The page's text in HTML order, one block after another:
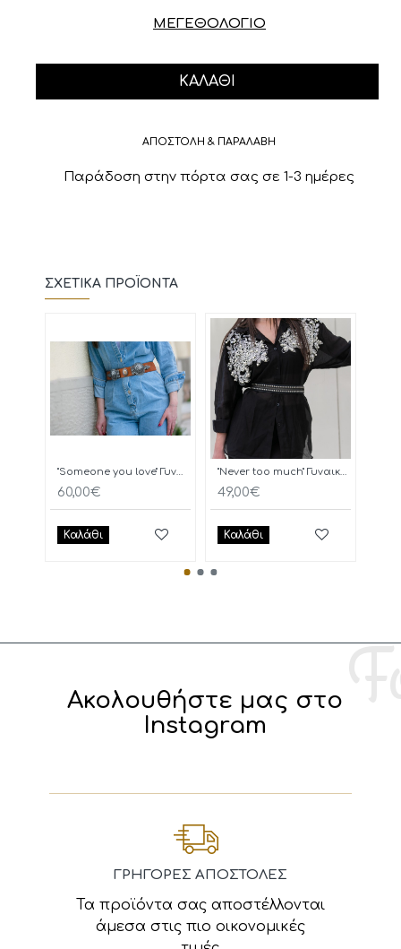
ΚΑΛΆΘΙ
ΜΕΓΕΘΟΛΟΓΙΟ
ΑΠΟΣΤΟΛΗ & ΠΑΡΑΛΑΒΗ
Παράδοση στην πόρτα σας σε 1-3 ημέρες
ΣΧΕΤΙΚΆ ΠΡΟΪΌΝΤΑ
"Someone you love" Γυναικεία Ζώνη
60,00€
Καλάθι
"Never too much" Γυναικεία Ζώνη
49,00€
Καλάθι
Ακολουθήστε μας στο
Instagram
ΓΡΗΓΟΡΕΣ ΑΠΟΣΤΟΛΕΣ
Τα προϊόντα σας αποστέλλονται
άμεσα στις πιο οικονομικές